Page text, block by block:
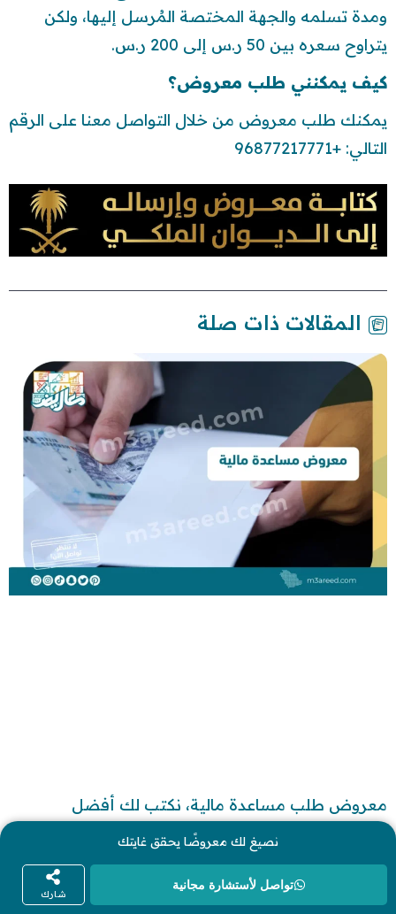
ومدة تسلمه والجهة المختصة المُرسل إليها، ولكن
يتراوح سعره بين 50 ر.س إلى 200 ر.س.
كيف يمكنني طلب معروض؟
يمكنك طلب معروض من خلال التواصل معنا على الرقم
التالي: +96877217771
المقالات ذات صلة
معروض طلب مساعدة مالية، نكتب لك أفضل
المعاريض
نصيغ لك معروضًا يحقق غايتك
تواصل لأستشارة مجانية
شارك